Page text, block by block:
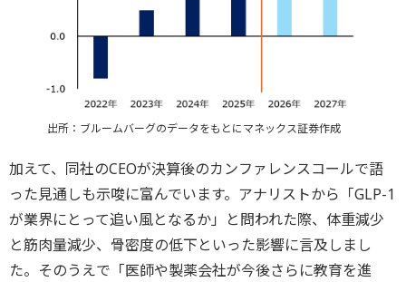
出所：ブルームバーグのデータをもとにマネックス証券作成
加えて、同社のCEOが決算後のカンファレンスコールで語
った見通しも示唆に富んでいます。アナリストから「GLP-1
が業界にとって追い風となるか」と問われた際、体重減少
と筋肉量減少、骨密度の低下といった影響に言及しまし
た。そのうえで「医師や製薬会社が今後さらに教育を進